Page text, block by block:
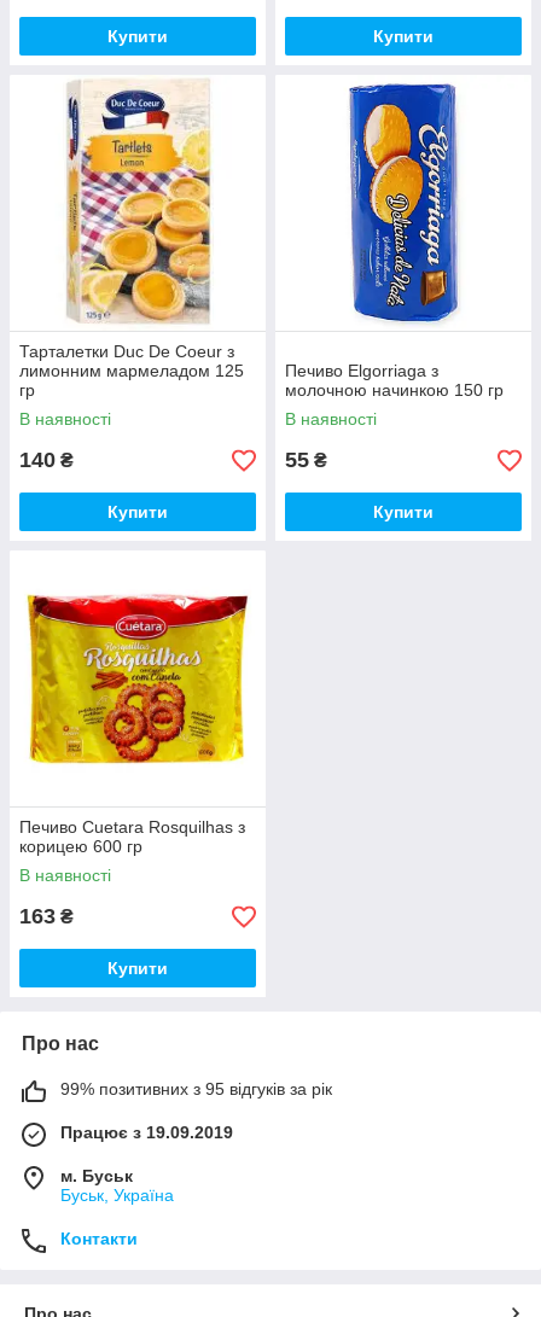
Купити Купити
Тарталетки Duc De Coeur з
лимонним мармеладом 125
гр
В наявності
140 ₴
Купити
Печиво Elgorriaga з
молочною начинкою 150 гр
В наявності
55 ₴
Купити
Печиво Cuetara Rosquilhas з
корицею 600 гр
В наявності
163 ₴
Купити
Про нас
99% позитивних з 95 відгуків за рік
Працює з 19.09.2019
м. Буськ
Буськ, Україна
Контакти